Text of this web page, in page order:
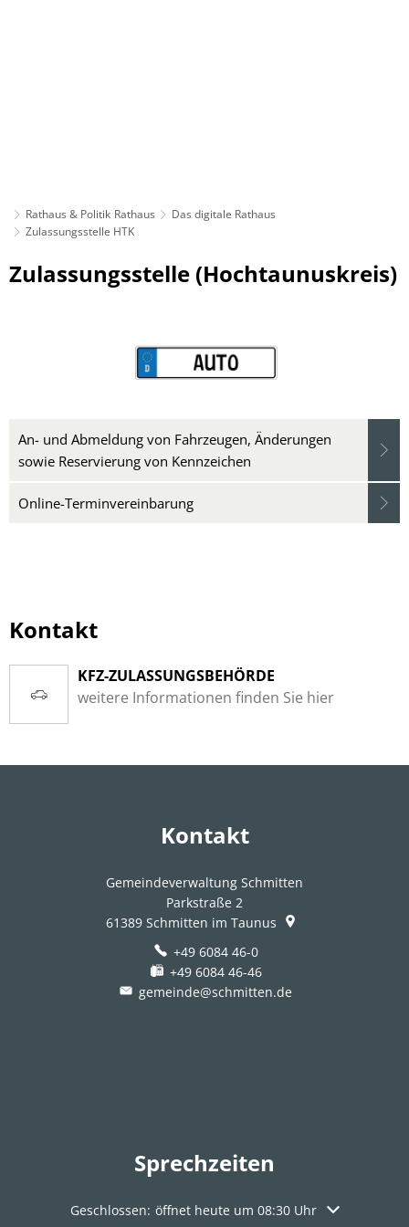
Rathaus & Politik Rathaus
Das digitale Rathaus
Zulassungsstelle HTK
Zulassungsstelle
Zulassungsstelle (Hochtaunuskreis)
An- und Abmeldung von Fahrzeugen, Änderungen
sowie Reservierung von Kennzeichen
Online-Terminvereinbarung
Kontakt
KFZ-ZULASSUNGSBEHÖRDE
weitere Informationen finden Sie hier
Kontakt
Gemeindeverwaltung Schmitten
Parkstraße 2
61389 Schmitten im Taunus
+49 6084 46-0
+49 6084 46-46
gemeinde@schmitten.de
Sprechzeiten
Klicken, um weitere Öffnungs- oder Schließzeiten
Geschlossen: öffnet heute um 08:30 Uhr